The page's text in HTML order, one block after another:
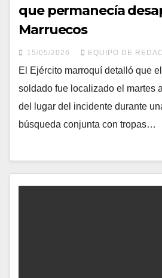
que permanecía
Marruecos
15/05/2026 EQUIPO DE
El Ejército marroquí detalló que
soldado fue localizado el martes
del lugar del incidente durante
búsqueda conjunta con tropas…